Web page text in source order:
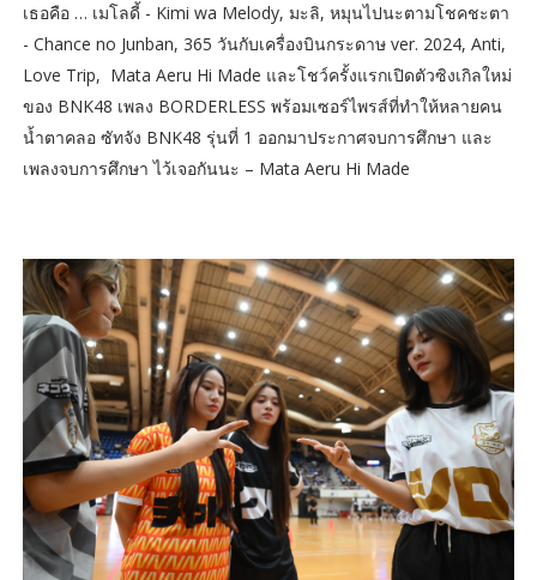
เธอคือ … เมโลดี้ - Kimi wa Melody, มะลิ, หมุนไปนะตามโชคชะตา
- Chance no Junban, 365 วันกับเครื่องบินกระดาษ ver. 2024, Anti,
Love Trip, Mata Aeru Hi Made และโชว์ครั้งแรกเปิดตัวซิงเกิลใหม่
ของ BNK48 เพลง BORDERLESS พร้อมเซอร์ไพรส์ที่ทำให้หลายคน
น้ำตาคลอ ซัทจัง BNK48 รุ่นที่ 1 ออกมาประกาศจบการศึกษา และ
เพลงจบการศึกษา ไว้เจอกันนะ – Mata Aeru Hi Made